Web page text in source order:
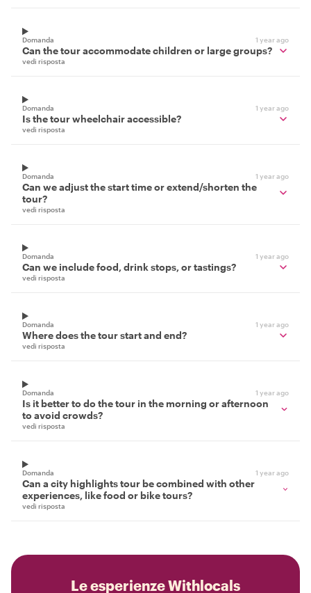
Domanda 1 year ago
Can the tour accommodate children or large groups?
vedi risposta
Domanda 1 year ago
Is the tour wheelchair accessible?
vedi risposta
Domanda 1 year ago
Can we adjust the start time or extend/shorten the
tour?
vedi risposta
Domanda 1 year ago
Can we include food, drink stops, or tastings?
vedi risposta
Domanda 1 year ago
Where does the tour start and end?
vedi risposta
Domanda 1 year ago
Is it better to do the tour in the morning or afternoon
to avoid crowds?
vedi risposta
Domanda 1 year ago
Can a city highlights tour be combined with other
experiences, like food or bike tours?
vedi risposta
Le esperienze Withlocals